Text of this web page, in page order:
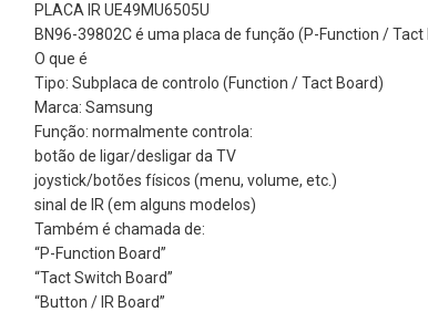
PLACA IR UE49MU6505U
BN96-39802C é uma placa de função (P-Function / Tact
O que é
Tipo: Subplaca de controlo (Function / Tact Board)
Marca: Samsung
Função: normalmente controla:
botão de ligar/desligar da TV
joystick/botões físicos (menu, volume, etc.)
sinal de IR (em alguns modelos)
Também é chamada de:
“P-Function Board”
“Tact Switch Board”
“Button / IR Board”